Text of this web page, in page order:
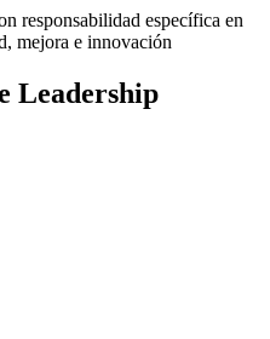
responsabilidad específica en
mejora e innovación
Leadership